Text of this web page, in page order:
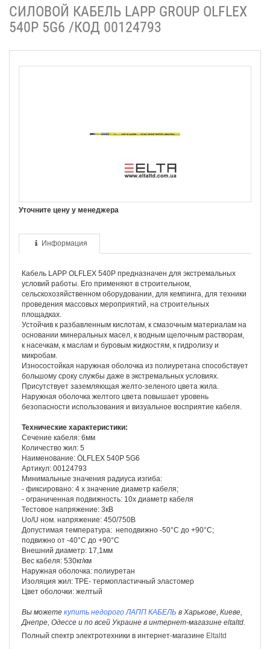
СИЛОВОЙ КАБЕЛЬ LAPP GROUP OLFLEX
540P 5G6 /КОД 00124793
Уточните цену у менеджера
Информация
Кабель LAPP OLFLEX 540P предназначен для экстремальных
условий работы. Его применяют в строительном,
сельскохозяйственном оборудовании, для кемпинга, для техники
проведения массовых мероприятий, на строительных
площадках.
Устойчив к разбавленным кислотам, к смазочным материалам на
основании минеральных масел, к водным щелочным растворам,
к насечкам, к маслам и буровым жидкостям, к гидролизу и
микробам.
Износостойкая наружная оболочка из полиуретана способствует
большому сроку службы даже в экстремальных условиях.
Присутствует заземляющая желто-зеленого цвета жила.
Наружная оболочка желтого цвета повышает уровень
безопасности использования и визуальное восприятие кабеля.
Технические характеристики:
Сечение кабеля: 6мм
Количество жил: 5
Наименование: ÖLFLEX 540P 5G6
Артикул: 00124793
Минимальные значения радиуса изгиба:
- фиксировано: 4 х значение диаметр кабеля;
- ограниченная подвижность: 10х диаметр кабеля
Тестовое напряжение: 3кВ
Uо/U ном. напряжение: 450/750В
Допустимая температура: неподвижно -50°С до +90°С;
подвижно от -40°С до +90°С
Внешний диаметр: 17,1мм
Вес кабеля: 530кг/км
Наружная оболочка: полиуретан
Изоляция жил: TPE- термопластичный эластомер
Цвет оболочки: желтый
Вы можете купить недорого ЛАПП КАБЕЛЬ в Харькове, Киеве,
Днепре, Одессе и по всей Украине в интернет-магазине eltaltd.
Полный спектр электротехники в интернет-магазине Eltaltd